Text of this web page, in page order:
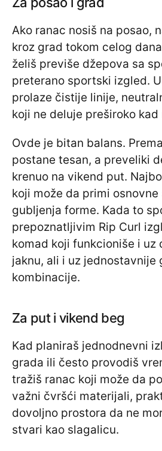
Ako ranac nosiš na posao,
kroz grad tokom celog
želiš previše džepova sa
preterano sportski izgled.
prolaze čistije linije,
koji ne deluje preširoko kad
Ovde je bitan balans.
postane tesan, a preveliki
krenuo na vikend put.
koji može da primi
gubljenja forme. Kada to
prepoznatljivim Rip Curl
komad koji funkcioniše i uz
jaknu, ali i uz jednostavnije
kombinacije.
Za put i vikend beg
Kad planiraš jednodnevni
grada ili često provodiš
tražiš ranac koji može da
važni čvršći materijali,
dovoljno prostora da ne
stvari kao slagalicu.